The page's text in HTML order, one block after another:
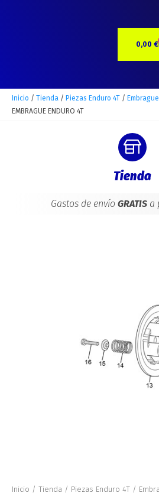
0,00 €
Inicio / Tienda / Piezas Enduro 4T /
EMBRAGUE ENDURO 4T
Tienda
Gastos de envío GRATISa
Inicio / Tienda / Piezas Enduro 4T /